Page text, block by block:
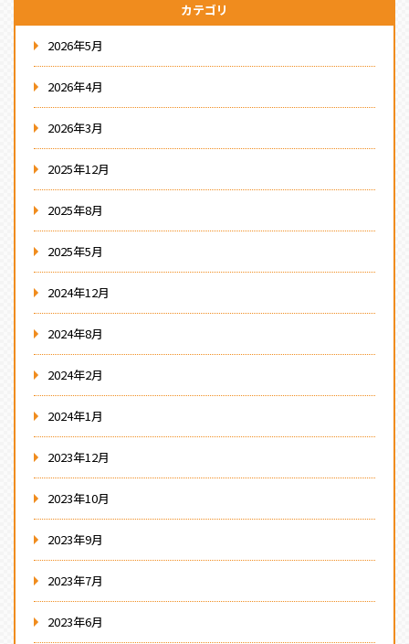
カテゴリ
2026年5月
2026年4月
2026年3月
2025年12月
2025年8月
2025年5月
2024年12月
2024年8月
2024年2月
2024年1月
2023年12月
2023年10月
2023年9月
2023年7月
2023年6月